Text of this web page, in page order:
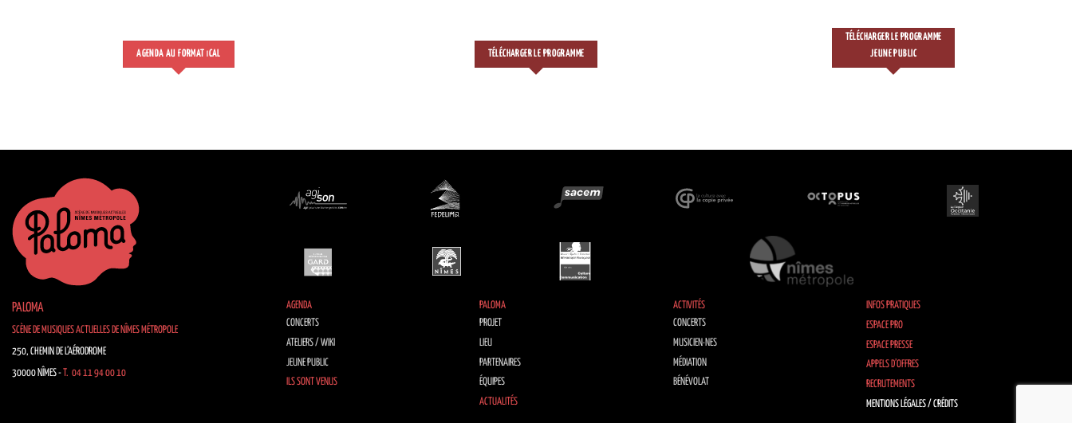
AGENDA AU FORMAT CAL TÉLÉCHARGER LE PROGRAMME
TÉLÉCHARGER LE PROGRAMME
JEUNE PUBLIC
PALOMA
SCÈNE DE MUSIQUES ACTUELLES DE NÎMES MÉTROPOLE
250, CHEMIN DE L’AÉRODROME
30000 NÎMES - T. 04 11 94 00 10
AGENDA
CONCERTS
ATELIERS / WIKI
JEUNE PUBLIC
ILS SONT VENUS
PALOMA
PROJET
LIEU
PARTENAIRES
ÉQUIPES
ACTUALITÉS
ACTIVITÉS
CONCERTS
MUSICIEN·NES
MÉDIATION
BÉNÉVOLAT
INFOS PRATIQUES
ESPACE PRO
ESPACE PRESSE
APPELS D’OFFRES
RECRUTEMENTS
MENTIONS LÉGALES / CRÉDITS